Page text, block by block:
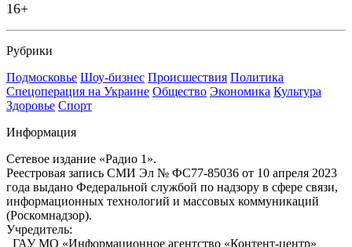
16+
Рубрики
Подмосковье Шоу-бизнес Происшествия Политика
Спецоперация на Украине Общество Экономика Культура
Здоровье Спорт
Информация
Сетевое издание «Радио 1».
Реестровая запись СМИ Эл № ФС77-85036 от 10 апреля 2023
года выдано Федеральной службой по надзору в сфере связи,
информационных технологий и массовых коммуникаций
(Роскомнадзор).
Учредитель:
ГАУ МО «Информационное агентство «Контент-центр»